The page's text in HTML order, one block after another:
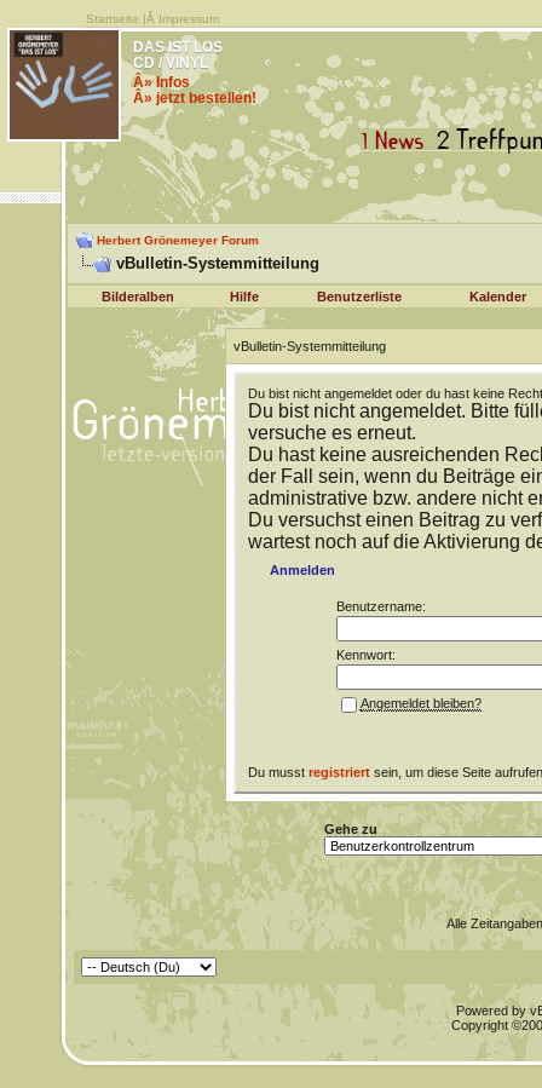
Startseite |Â Impressum
DAS IST LOS
CD / VINYL
Â» Infos
Â» jetzt bestellen!
Herbert Grönemeyer Forum
vBulletin-Systemmitteilung
Bilderalben Hilfe Benutzerliste Kalender
vBulletin-Systemmitteilung
Du bist nicht angemeldet oder du hast keine
Du bist nicht angemeldet. Bitte
versuche es erneut.
Du hast keine ausreichenden
der Fall sein, wenn du Beiträge
administrative bzw. andere nicht
Du versuchst einen Beitrag zu
wartest noch auf die Aktivierung
Anmelden
Benutzername:
Kennwort:
Angemeldet bleiben?
Du musst registriertsein, um diese Seite
Gehe zu
Alle
Powered by
Copyright